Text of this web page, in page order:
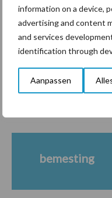
information on a device,
advertising and content
and services
identification through
Aanpassen
Download de brochure
Meer melkvee
Maak hier uw
bemesting